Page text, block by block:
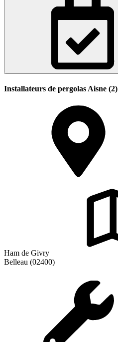
Installateurs de pergolas Aisne (2)
Ham de Givry
Belleau (02400)